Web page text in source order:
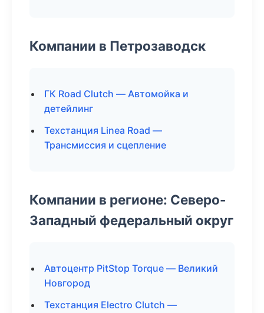
Компании в Петрозаводск
ГК Road Clutch — Автомойка и
детейлинг
Техстанция Linea Road —
Трансмиссия и сцепление
Компании в регионе: Северо-
Западный федеральный округ
Автоцентр PitStop Torque — Великий
Новгород
Техстанция Electro Clutch —